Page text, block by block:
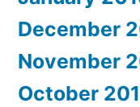
December
November
October